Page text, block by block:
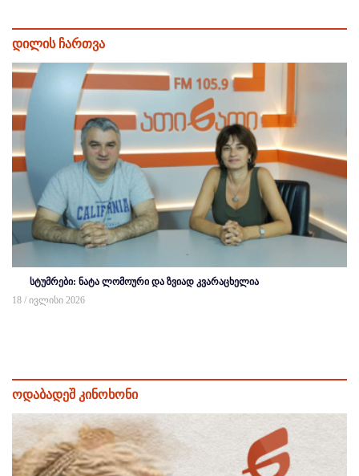
დილის ჩართვა
სტუმრები: ნატა ლომოური და ზვიად კვარაცხელია
18 / ივლისი 2026
ოდაბადეშ კინოხონი